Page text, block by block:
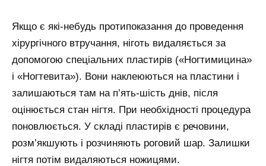
Якщо є які-небудь протипоказання до проведення
хірургічного втручання, ніготь видаляється за
допомогою спеціальних пластирів («Ногтимицина»
і «Ногтевита»). Вони наклеюються на пластини і
залишаються там на п’ять-шість днів, після
оцінюється стан нігтя. При необхідності процедура
поновлюється. У складі пластирів є речовини,
розм’якшують і розчиняють роговий шар. Залишки
нігтя потім видаляються ножицями.